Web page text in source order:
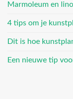
Marmoleum en
4 tips om je
Dit is hoe
Een nieuwe tip